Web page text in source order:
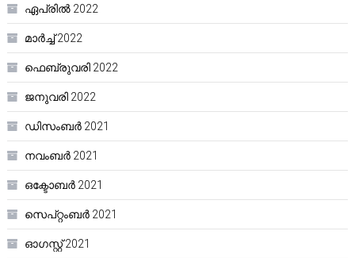
ഏപ്രിൽ 2022
മാർച്ച്‌ 2022
ഫെബ്രുവരി 2022
ജനുവരി 2022
ഡിസംബർ 2021
നവംബർ 2021
ഒക്ടോബർ 2021
സെപ്റ്റംബർ 2021
ഓഗസ്റ്റ്‌ 2021